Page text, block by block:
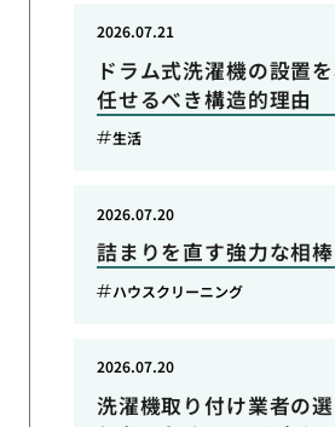
ドラム式洗濯機の設置
任せるべき構造的理由
2026.07.21
生活
詰まりを直す強力な相
2026.07.20
ハウスクリーニング
洗濯機取り付け業者の
2026.07.20